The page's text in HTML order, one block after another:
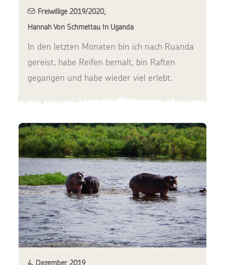
Freiwillige 2019/2020,
Hannah Von Schmettau In Uganda
In den letzten Monaten bin ich nach Ruanda
gereist, habe Reifen bemalt, bin Raften
gegangen und habe wieder viel erlebt.
4. Dezember 2019